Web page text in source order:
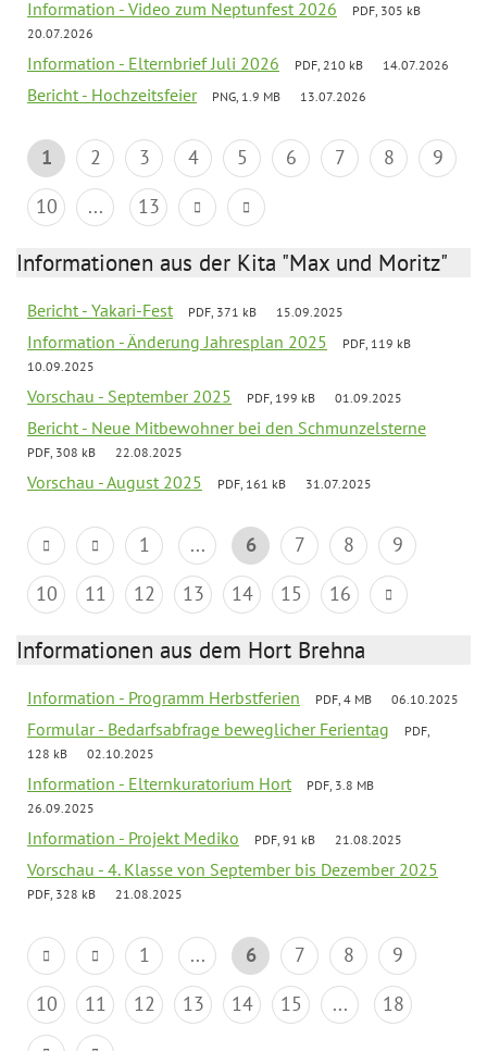
Information - Video zum Neptunfest 2026
PDF, 305 kB
20.07.2026
Information - Elternbrief Juli 2026 PDF, 210 kB 14.07.2026
Bericht - Hochzeitsfeier PNG, 1.9 MB 13.07.2026
1 2 3 4 5 6 7 8
9
10
... 13
Informationen aus der Kita "Max und Moritz"
Bericht - Yakari-Fest PDF, 371 kB 15.09.2025
Information - Änderung Jahresplan 2025
PDF, 119 kB
10.09.2025
Vorschau - September 2025 PDF, 199 kB 01.09.2025
Bericht - Neue Mitbewohner bei den Schmunzelsterne
PDF, 308 kB 22.08.2025
Vorschau - August 2025 PDF, 161 kB 31.07.2025
1 ... 6 7 8
9
10
11 12 13 14 15 16
Informationen aus dem Hort Brehna
Information - Programm Herbstferien PDF, 4 MB 06.10.2025
Formular - Bedarfsabfrage beweglicher Ferientag
PDF,
128 kB
02.10.2025
Information - Elternkuratorium Hort
PDF, 3.8 MB
26.09.2025
Information - Projekt Mediko PDF, 91 kB 21.08.2025
Vorschau - 4. Klasse von September bis Dezember 2025
PDF, 328 kB 21.08.2025
1 ... 6 7 8
9
10
11 12 13 14 15 ... 18